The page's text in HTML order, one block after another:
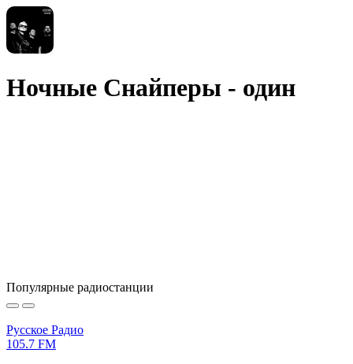
Ночные Снайперы - один
Популярные радиостанции
Русское Радио
105.7 FM